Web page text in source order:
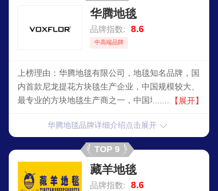
华腾地毯
品牌指数: 8.6
中高端品牌
上榜理由：华腾地毯有限公司，地毯知名品牌，国
内首款尼龙提花方块毯生产企业，中国规模较大、
最专业的方块地毯生产商之一，中国地毯协会指定
【展开】
华腾地毯品牌详细介绍点击展开
TOP 9
藏羊地毯
品牌指数: 8.6